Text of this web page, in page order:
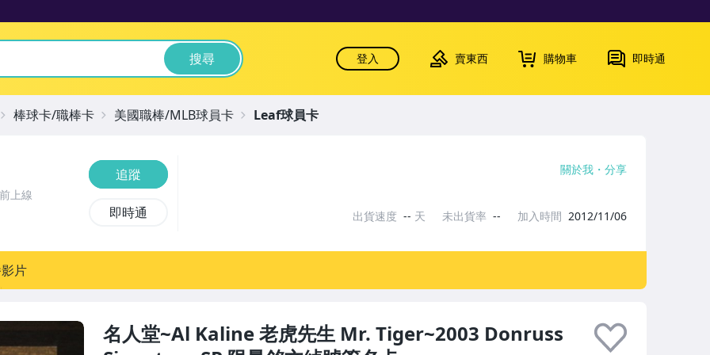
搜尋 登入 賣東西 購物車 即時通
名人堂~Al Kaline 老虎先生 Mr. Tiger~2003 Donruss
上線
追蹤
即時通
關於我 分享
出貨速度 -- 天 未出貨率 -- 加入時間 2012/11/06
片
棒球卡/職棒卡 美國職棒/MLB球員卡 Leaf球員卡